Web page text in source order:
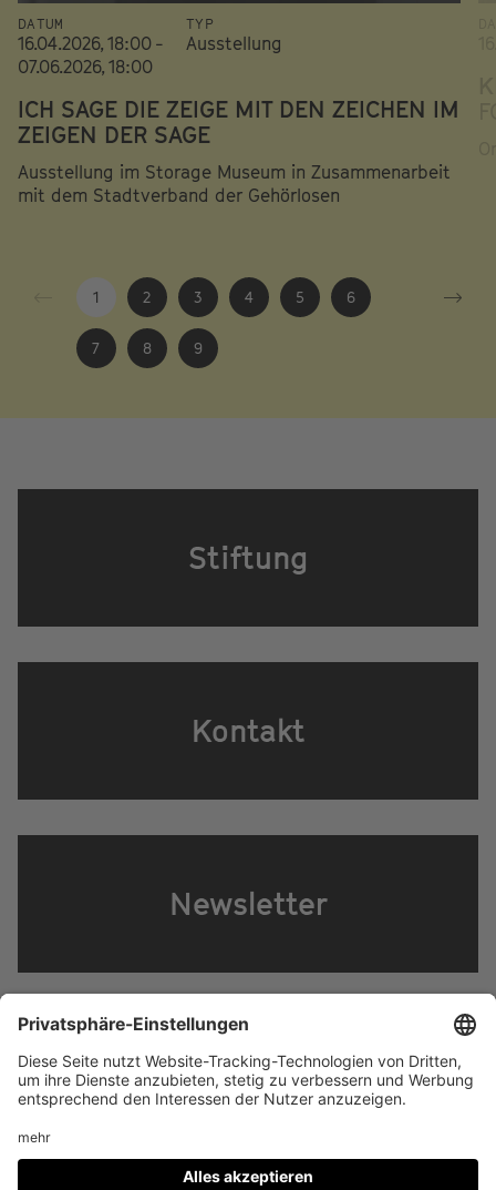
DATUM
16.04.2026, 18:00 -
07.06.2026, 18:00
TYP
Ausstellung
ICH SAGE DIE ZEIGE MIT DEN ZEICHEN IM
ZEIGEN DER SAGE
Ausstellung im Storage Museum in Zusammenarbeit
mit dem Stadtverband der Gehörlosen
1 2 3 4 5 6
7 8 9
Stiftung
Kontakt
Newsletter
Footer
menu
IMPRESSUM PRIVACY
IMAI PLAY NUTZUNGSBEDINGUNGEN